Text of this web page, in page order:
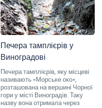
Печера тамплієрів у
Виноградові
Печера тамплієрів, яку місцеві
називають «Морське око»,
розташована на вершині Чорної
гори у місті Виноградів. Таку
назву вона отримала через